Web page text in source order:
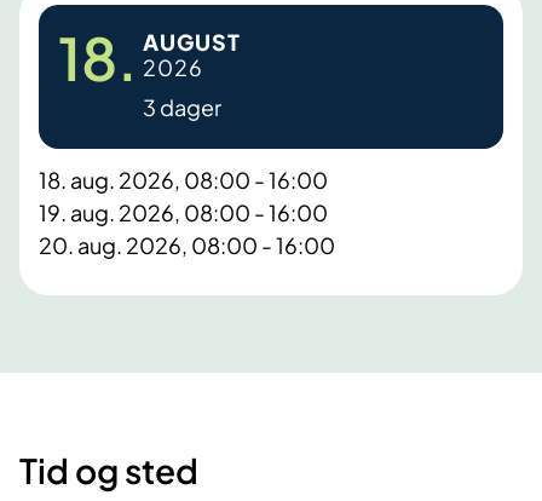
18. AUGUST
2026
3 dager
18. aug. 2026, 08:00 - 16:00
19. aug. 2026, 08:00 - 16:00
20. aug. 2026, 08:00 - 16:00
Tid og sted